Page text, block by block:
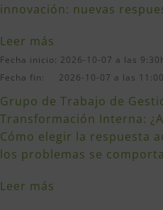
innovación: nuevas
Leer más
Fecha inicio: 2026-10-07 a las
Fecha fin: 2026-10-07 a las
Grupo de Trabajo de
Transformación Interna:
Cómo elegir la respuesta
los problemas se
Leer más